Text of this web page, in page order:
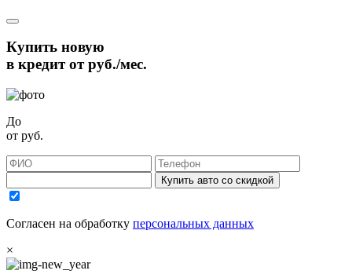
Купить новую
в кредит отруб./мес.
До
от руб.
Купить авто со скидкой
Согласен на обработку персональных данных
×